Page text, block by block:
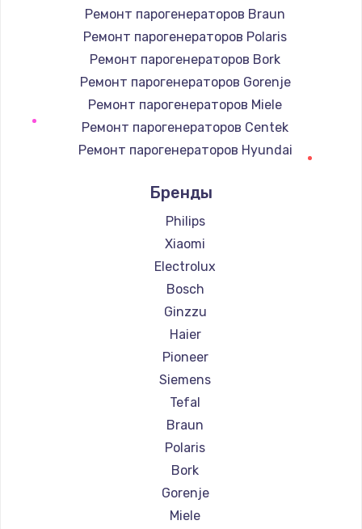
Чистка дренажа
1500 руб.
Заказать
Ремонт электронного узла
3650 руб.
Заказать
Ремонт парогенераторов Braun
Ремонт парогенераторов Polaris
Ремонт парогенераторов Bork
Ремонт парогенераторов Gorenje
Ремонт парогенераторов Miele
Ремонт парогенераторов Centek
Ремонт парогенераторов Hyundai
Ремонт парогенераторов DELTA
Ремонт парогенераторов Silter
Ремонт парогенераторов Chayka
Ремонт парогенераторов Beko
Ремонт парогенераторов Vivitek
Ремонт парогенераторов RED solution
Бренды
Philips
Xiaomi
Electrolux
Bosch
Ginzzu
Haier
Pioneer
Siemens
Tefal
Braun
Polaris
Bork
Gorenje
Miele